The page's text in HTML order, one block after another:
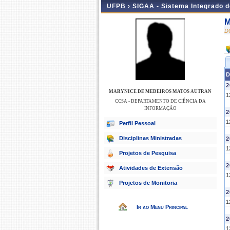
UFPB › SIGAA - Sistema Integrado
MARYNICE DE MEDEIROS MATOS AUTRAN
CCSA - DEPARTAMENTO DE CIÊNCIA DA
INFORMAÇÃO
Perfil Pessoal
Disciplinas Ministradas
Projetos de Pesquisa
Atividades de Extensão
Projetos de Monitoria
Ir ao Menu Principal